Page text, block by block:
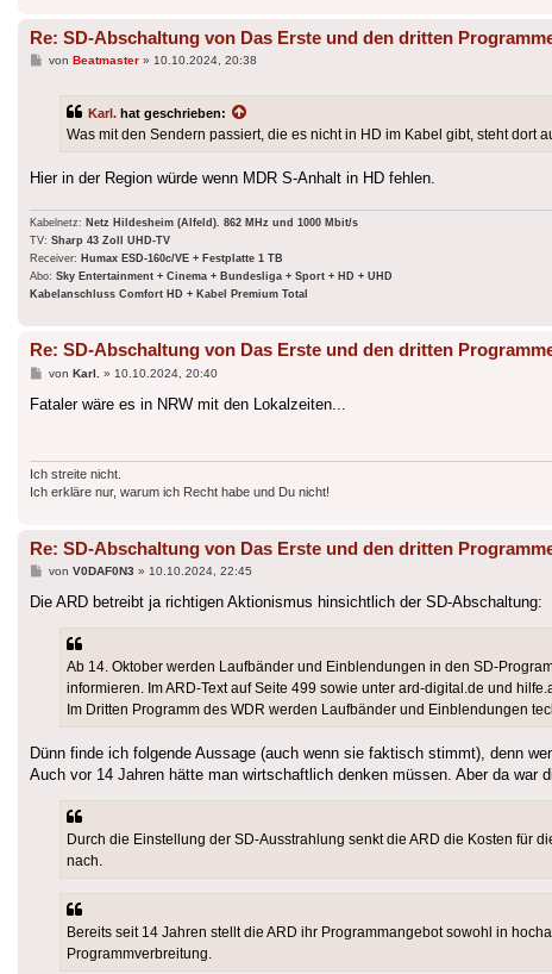
Re: SD-Abschaltung von Das Erste und den dritten
Beitrag
von Beatmaster» 10.10.2024, 20:38
Karl. hat geschrieben:
Was mit den Sendern passiert, die es nicht in HD im Kabel gibt, steht dort
Hier in der Region würde wenn MDR S-Anhalt in HD fehlen.
Kabelnetz: Netz Hildesheim (Alfeld). 862 MHz und 1000 Mbit/s
TV: Sharp 43 Zoll UHD-TV
Receiver: Humax ESD-160c/VE + Festplatte 1 TB
Abo: Sky Entertainment + Cinema + Bundesliga + Sport + HD + UHD
Kabelanschluss Comfort HD + Kabel Premium Total
Re: SD-Abschaltung von Das Erste und den dritten
Beitrag
von Karl. » 10.10.2024, 20:40
Fataler wäre es in NRW mit den Lokalzeiten...
Ich streite nicht.
Ich erkläre nur, warum ich Recht habe und Du nicht!
Re: SD-Abschaltung von Das Erste und den dritten
Beitrag
von V0DAF0N3 » 10.10.2024, 22:45
Die ARD betreibt ja richtigen Aktionismus hinsichtlich der SD-Abschaltung:
Ab 14. Oktober werden Laufbänder und Einblendungen in den SD-
informieren. Im ARD-Text auf Seite 499 sowie unter ard-digital.de und
Im Dritten Programm des WDR werden Laufbänder und Einblendungen
Dünn finde ich folgende Aussage (auch wenn sie faktisch stimmt), denn
Auch vor 14 Jahren hätte man wirtschaftlich denken müssen. Aber da war
Durch die Einstellung der SD-Ausstrahlung senkt die ARD die Kosten für
nach.
Bereits seit 14 Jahren stellt die ARD ihr Programmangebot sowohl in
Programmverbreitung.